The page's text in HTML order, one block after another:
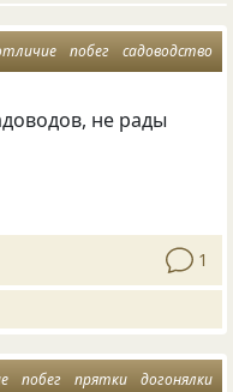
побег садоводство
, не рады
1
побег прятки догонялки